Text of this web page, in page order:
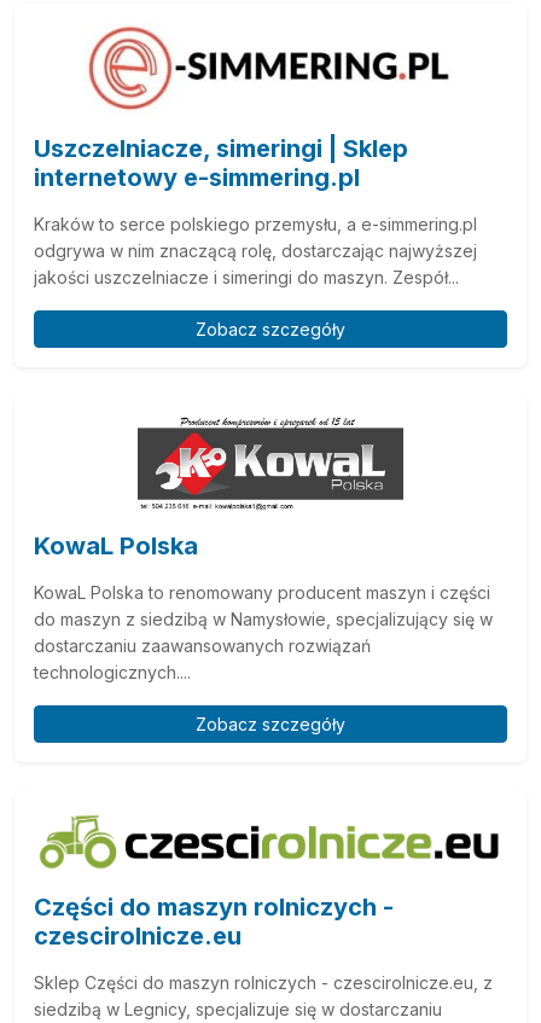
Uszczelniacze, simeringi | Sklep
internetowy e-simmering.pl
Kraków to serce polskiego przemysłu, a e-simmering.pl
odgrywa w nim znaczącą rolę, dostarczając najwyższej
jakości uszczelniacze i simeringi do maszyn. Zespół...
Zobacz szczegóły
KowaL Polska
KowaL Polska to renomowany producent maszyn i części
do maszyn z siedzibą w Namysłowie, specjalizujący się w
dostarczaniu zaawansowanych rozwiązań
technologicznych....
Zobacz szczegóły
Części do maszyn rolniczych -
czescirolnicze.eu
Sklep Części do maszyn rolniczych - czescirolnicze.eu, z
siedzibą w Legnicy, specjalizuje się w dostarczaniu